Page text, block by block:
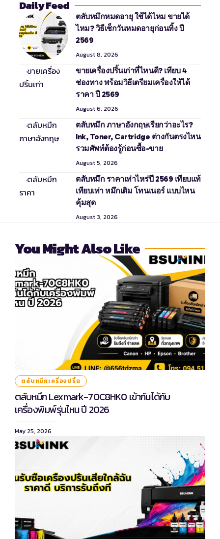
Daily Feed
ตลับหมึกหมดอายุ ใช้ได้ไหม ขายได้
ไหม? วิธีเช็กวันหมดอายุก่อนทิ้ง ปี
2569
August 8, 2026
ขายเครื่องปริ้นเก่าที่ไหนดี? เทียบ 4
ช่องทาง พร้อมวิธีเตรียมเครื่องให้ได้
ราคา ปี 2569
August 6, 2026
ตลับหมึก ภาษาอังกฤษเรียกว่าอะไร?
Ink, Toner, Cartridge ต่างกันตรงไหน
รวมศัพท์ต้องรู้ก่อนซื้อ-ขาย
August 5, 2026
ตลับหมึก ราคาเท่าไหร่ปี 2569 เทียบแท้
เทียบเท่า หมึกเติม โทนเนอร์ แบบไหน
คุ้มสุด
August 3, 2026
You Might Also Like
ตลับหมึกเครื่องปริ้น
ตลับหมึก Lexmark-70C8HK0 เข้ากันได้กับ
เครื่องพิมพ์รุ่นไหน ปี 2026
May 25, 2026